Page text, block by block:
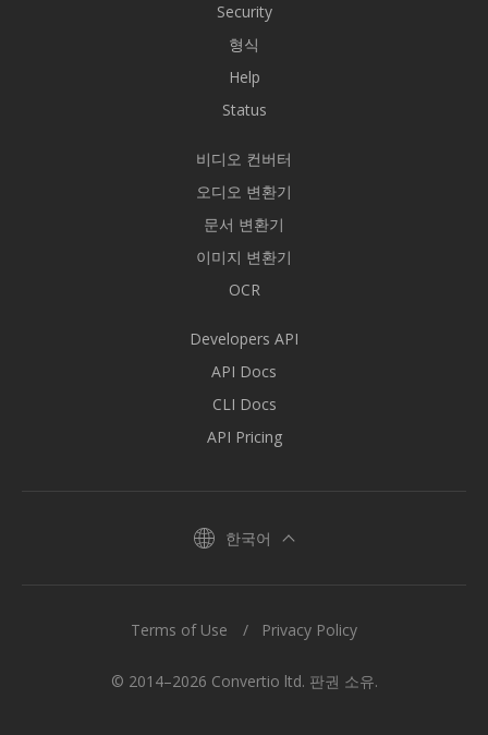
Security
형식
Help
Status
비디오 컨버터
오디오 변환기
문서 변환기
이미지 변환기
OCR
Developers API
API Docs
CLI Docs
API Pricing
한국어
© 2014–2026 Convertio ltd. 판권 소유.
Terms of Use Privacy Policy